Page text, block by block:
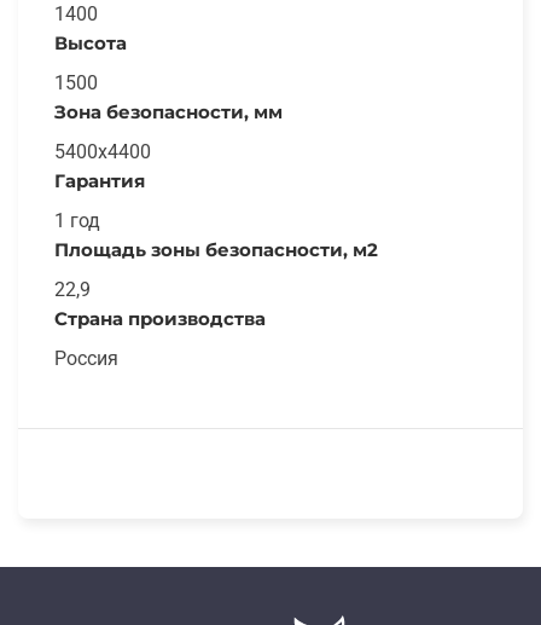
1400
Высота
1500
Зона безопасности, мм
5400x4400
Гарантия
1 год
Площадь зоны безопасности, м2
22,9
Страна производства
Россия